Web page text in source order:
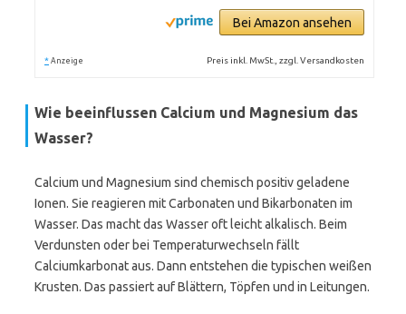
Bei Amazon ansehen
* Anzeige Preis inkl. MwSt., zzgl. Versandkosten
Wie beeinflussen Calcium und Magnesium das
Wasser?
Calcium und Magnesium sind chemisch positiv geladene
Ionen. Sie reagieren mit Carbonaten und Bikarbonaten im
Wasser. Das macht das Wasser oft leicht alkalisch. Beim
Verdunsten oder bei Temperaturwechseln fällt
Calciumkarbonat aus. Dann entstehen die typischen weißen
Krusten. Das passiert auf Blättern, Töpfen und in Leitungen.